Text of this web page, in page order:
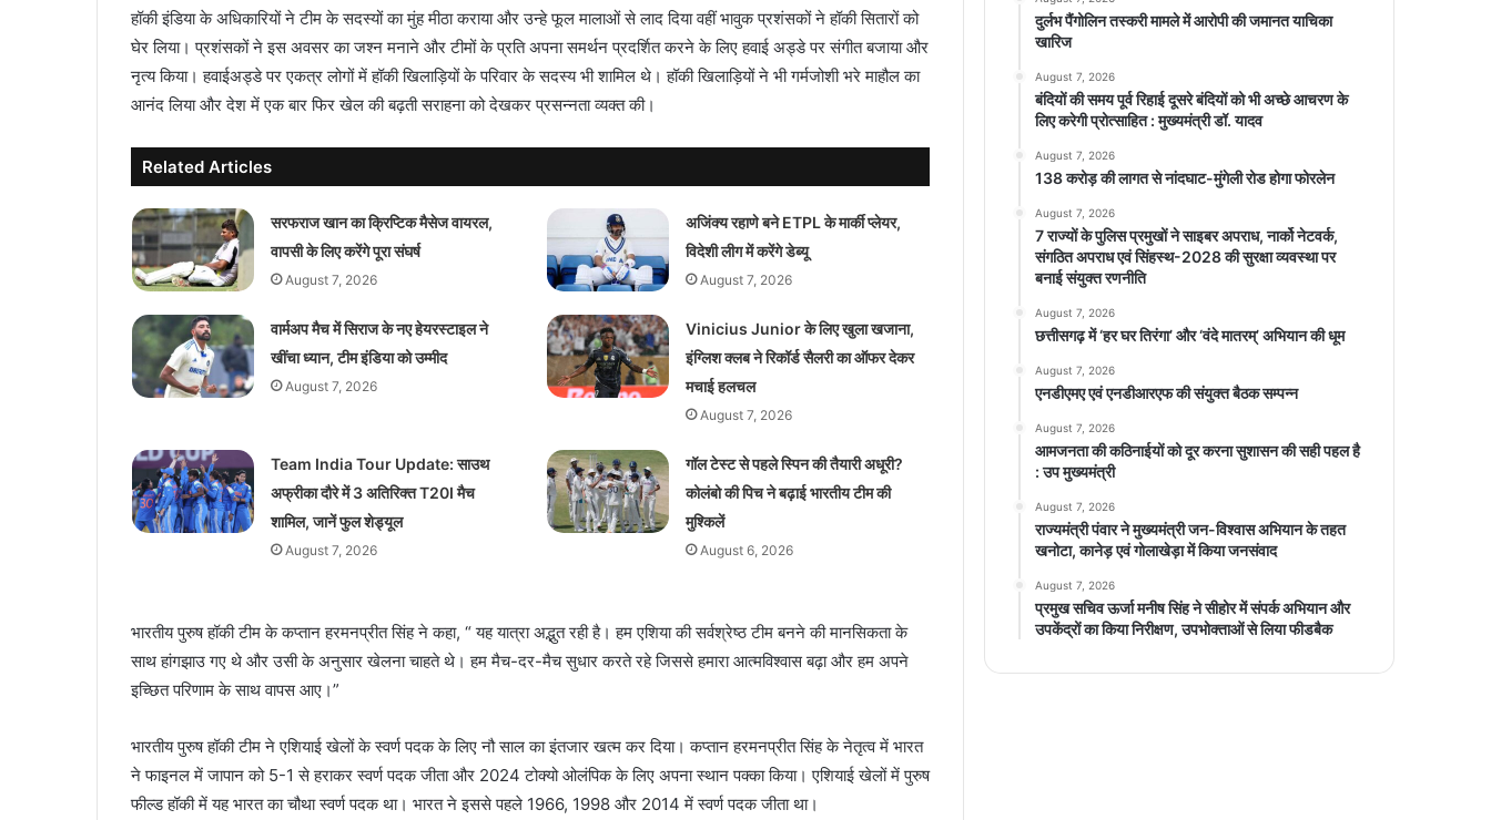
हॉकी इंडिया के अधिकारियों ने टीम के सदस्यों का मुंह मीठा कराया और उन्हे फूल मालाओं से लाद दिया वहीं भावुक प्रशंसकों ने हॉकी सितारों को
घेर लिया। प्रशंसकों ने इस अवसर का जश्न मनाने और टीमों के प्रति अपना समर्थन प्रदर्शित करने के लिए हवाई अड्डे पर संगीत बजाया और
नृत्य किया। हवाईअड्डे पर एकत्र लोगों में हॉकी खिलाड़ियों के परिवार के सदस्य भी शामिल थे। हॉकी खिलाड़ियों ने भी गर्मजोशी भरे माहौल का
आनंद लिया और देश में एक बार फिर खेल की बढ़ती सराहना को देखकर प्रसन्नता व्यक्त की।
Related Articles
सरफराज खान का क्रिप्टिक मैसेज वायरल,
वापसी के लिए करेंगे पूरा संघर्ष
August 7, 2026
अजिंक्य रहाणे बने ETPL के मार्की प्लेयर,
विदेशी लीग में करेंगे डेब्यू
August 7, 2026
वार्मअप मैच में सिराज के नए हेयरस्टाइल ने
खींचा ध्यान, टीम इंडिया को उम्मीद
August 7, 2026
Vinicius Junior के लिए खुला खजाना,
इंग्लिश क्लब ने रिकॉर्ड सैलरी का ऑफर देकर
मचाई हलचल
August 7, 2026
Team India Tour Update: साउथ
अफ्रीका दौरे में 3 अतिरिक्त T20I मैच
शामिल, जानें फुल शेड्यूल
August 7, 2026
गॉल टेस्ट से पहले स्पिन की तैयारी अधूरी?
कोलंबो की पिच ने बढ़ाई भारतीय टीम की
मुश्किलें
August 6, 2026
भारतीय पुरुष हॉकी टीम के कप्तान हरमनप्रीत सिंह ने कहा, “ यह यात्रा अद्भुत रही है। हम एशिया की सर्वश्रेष्ठ टीम बनने की मानसिकता के
साथ हांगझाउ गए थे और उसी के अनुसार खेलना चाहते थे। हम मैच-दर-मैच सुधार करते रहे जिससे हमारा आत्मविश्वास बढ़ा और हम अपने
इच्छित परिणाम के साथ वापस आए।”
भारतीय पुरुष हॉकी टीम ने एशियाई खेलों के स्वर्ण पदक के लिए नौ साल का इंतजार खत्म कर दिया। कप्तान हरमनप्रीत सिंह के नेतृत्व में भारत
ने फाइनल में जापान को 5-1 से हराकर स्वर्ण पदक जीता और 2024 टोक्यो ओलंपिक के लिए अपना स्थान पक्का किया। एशियाई खेलों में पुरुष
फील्ड हॉकी में यह भारत का चौथा स्वर्ण पदक था। भारत ने इससे पहले 1966, 1998 और 2014 में स्वर्ण पदक जीता था।
दुर्लभ पैंगोलिन तस्करी मामले में आरोपी की जमानत याचिका
खारिज
August 7, 2026
बंदियों की समय पूर्व रिहाई दूसरे बंदियों को भी अच्छे आचरण के
लिए करेगी प्रोत्साहित : मुख्यमंत्री डॉ. यादव
August 7, 2026
138 करोड़ की लागत से नांदघाट-मुंगेली रोड होगा फोरलेन
August 7, 2026
7 राज्यों के पुलिस प्रमुखों ने साइबर अपराध, नार्को नेटवर्क,
संगठित अपराध एवं सिंहस्थ-2028 की सुरक्षा व्यवस्था पर
बनाई संयुक्त रणनीति
August 7, 2026
छत्तीसगढ़ में ‘हर घर तिरंगा’ और ‘वंदे मातरम्’ अभियान की धूम
August 7, 2026
एनडीएमए एवं एनडीआरएफ की संयुक्त बैठक सम्पन्न
August 7, 2026
आमजनता की कठिनाईयों को दूर करना सुशासन की सही पहल है
: उप मुख्यमंत्री
August 7, 2026
राज्यमंत्री पंवार ने मुख्यमंत्री जन-विश्वास अभियान के तहत
खनोटा, कानेड़ एवं गोलाखेड़ा में किया जनसंवाद
August 7, 2026
प्रमुख सचिव ऊर्जा मनीष सिंह ने सीहोर में संपर्क अभियान और
उपकेंद्रों का किया निरीक्षण, उपभोक्ताओं से लिया फीडबैक